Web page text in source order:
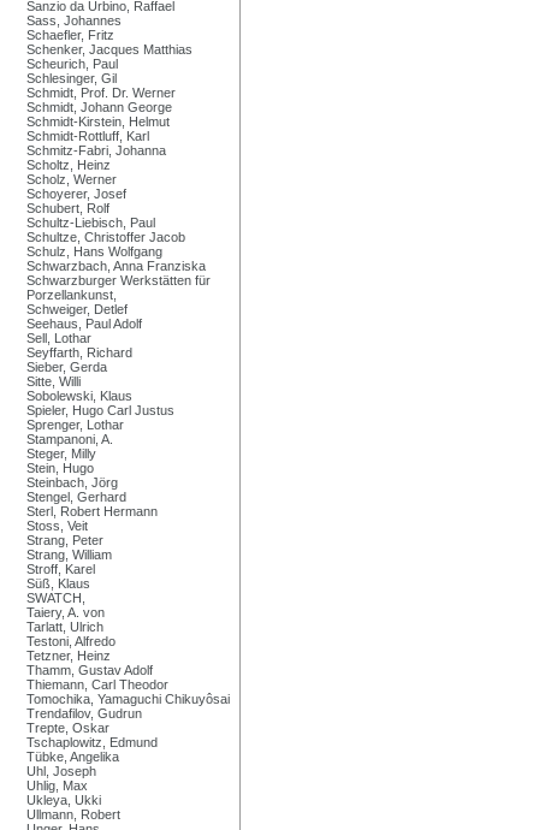
Sanzio da Urbino, Raffael
Sass, Johannes
Schaefler, Fritz
Schenker, Jacques Matthias
Scheurich, Paul
Schlesinger, Gil
Schmidt, Prof. Dr. Werner
Schmidt, Johann George
Schmidt-Kirstein, Helmut
Schmidt-Rottluff, Karl
Schmitz-Fabri, Johanna
Scholtz, Heinz
Scholz, Werner
Schoyerer, Josef
Schubert, Rolf
Schultz-Liebisch, Paul
Schultze, Christoffer Jacob
Schulz, Hans Wolfgang
Schwarzbach, Anna Franziska
Schwarzburger Werkstätten für
Porzellankunst,
Schweiger, Detlef
Seehaus, Paul Adolf
Sell, Lothar
Seyffarth, Richard
Sieber, Gerda
Sitte, Willi
Sobolewski, Klaus
Spieler, Hugo Carl Justus
Sprenger, Lothar
Stampanoni, A.
Steger, Milly
Stein, Hugo
Steinbach, Jörg
Stengel, Gerhard
Sterl, Robert Hermann
Stoss, Veit
Strang, Peter
Strang, William
Stroff, Karel
Süß, Klaus
SWATCH,
Taiery, A. von
Tarlatt, Ulrich
Testoni, Alfredo
Tetzner, Heinz
Thamm, Gustav Adolf
Thiemann, Carl Theodor
Tomochika, Yamaguchi Chikuyôsai
Trendafilov, Gudrun
Trepte, Oskar
Tschaplowitz, Edmund
Tübke, Angelika
Uhl, Joseph
Uhlig, Max
Ukleya, Ukki
Ullmann, Robert